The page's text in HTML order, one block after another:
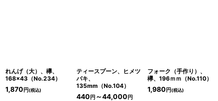
れんげ（大）、欅、
168×43（No.234）
1,870 円(税込)
ティースプーン、ヒメツ
バキ、
135mm（No.104）
440 円 ～44,000 円
フォーク（手作り）、
欅、196ｍｍ（No.110）
1,980 円(税込)